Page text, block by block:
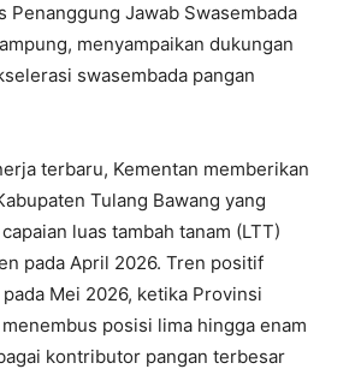
Penanggung Jawab Swasembada
menyampaikan dukungan
swasembada pangan
terbaru, Kementan memberikan
Tulang Bawang yang
luas tambah tanam (LTT)
pada April 2026. Tren positif
Mei 2026, ketika Provinsi
posisi lima hingga enam
kontributor pangan terbesar